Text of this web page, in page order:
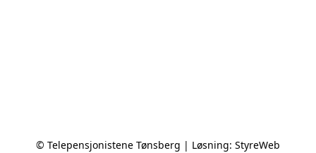
© Telepensjonistene Tønsberg | Løsning: StyreWeb